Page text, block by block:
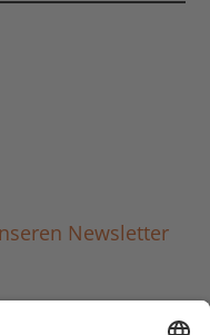
aufauf
Newsletter